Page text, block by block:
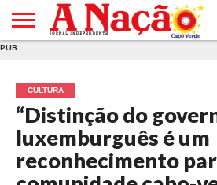
E DE
COOKIES
DE
UTILIZAÇÃO
PUB
CULTURA
“Distinção do
luxemburguês é um
reconhecimento